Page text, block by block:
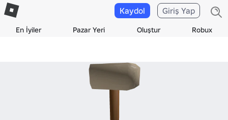
En İyiler Pazar Yeri Oluştur Robux
Kaydol Giriş Yap